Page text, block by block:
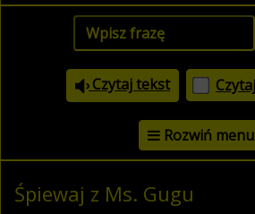
Czytaj tekst
Rozwiń menu
Śpiewaj z Ms. Gugu